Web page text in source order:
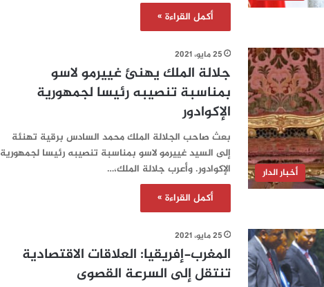
أكمل القراءة »
أخبار الدار
25 مايو، 2021
جلالة الملك يهنئ غييرمو لاسو
بمناسبة تنصيبه رئيسا لجمهورية
الإكوادور
بعث صاحب الجلالة الملك محمد السادس برقية تهنئة
إلى السيد غييرمو لاسو بمناسبة تنصيبه رئيسا لجمهورية
الإكوادور. وأعرب جلالة الملك،…
أكمل القراءة »
25 مايو، 2021
المغرب-إفريقيا: العلاقات الاقتصادية
تنتقل إلى السرعة القصوى